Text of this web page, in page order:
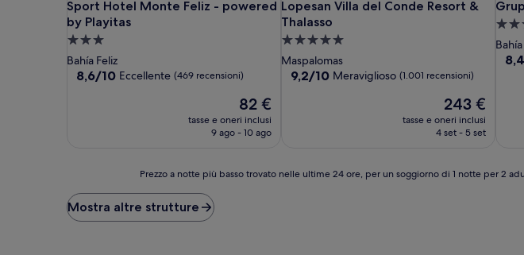
Sport Hotel Monte Feliz - powered
by Playitas
Sport Hotel Monte Feliz - powered by Playitas
Struttura
a
3.0
Bahía Feliz
8.6
8,6/10 Eccellente (469 recensioni)
Il
prezzo
attuale
82 €
tasse e oneri inclusi
9 ago - 10 ago
Lopesan Villa del Conde Resort &
Thalasso
Lopesan Villa del Conde Resort & Thalasso
Struttura
a
5.0
Maspalomas
9.2
9,2/10 Meraviglioso (1.001 recensioni)
Il
prezzo
attuale
243 €
tasse e oneri inclusi
4 set - 5 set
a
4.0
8.4
notte
più
Prezzo a notte più basso trovato nelle ultime 24 ore, per un soggiorno di 1 notte per 2
Mostra altre strutture